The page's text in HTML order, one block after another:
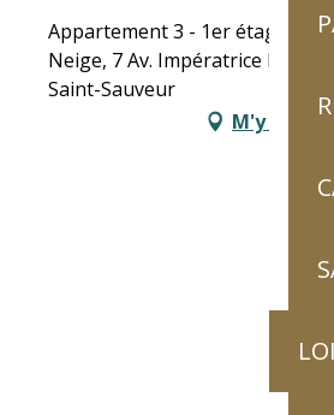
Appartement 3 - 1er étage
Neige, 7 Av. Impératrice
Saint-Sauveur
M'y rendre